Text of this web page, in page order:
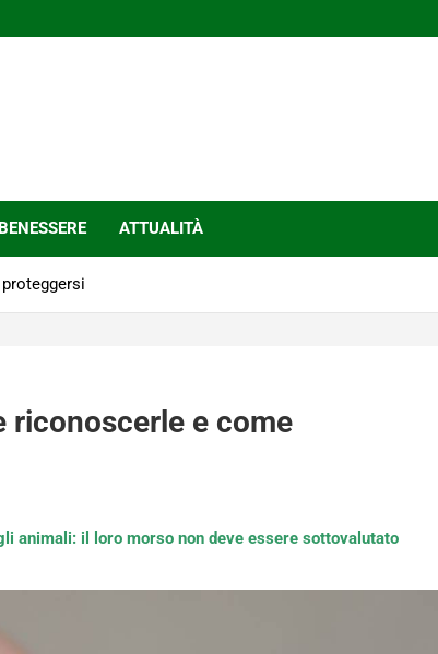
BENESSERE ATTUALITÀ
riconoscerle e come
animali: il loro morso non deve essere sottovalutato